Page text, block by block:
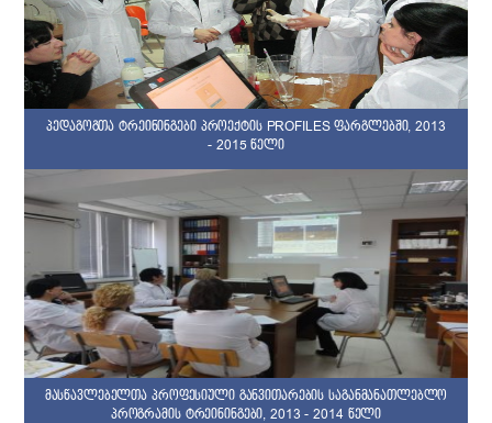
პედაგოგთა ტრეინინგები პროექტის PROFILES ფარგლებში, 2013
- 2015 წელი
მასწავლებელთა პროფესიული განვითარების საგანმანათლებლო
პროგრამის ტრეინინგები, 2013 - 2014 წელი